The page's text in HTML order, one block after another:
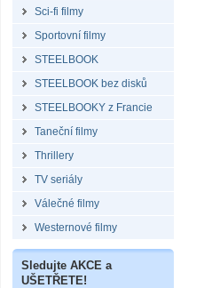
Sci-fi filmy
Sportovní filmy
STEELBOOK
STEELBOOK bez disků
STEELBOOKY z Francie
Taneční filmy
Thrillery
TV seriály
Válečné filmy
Westernové filmy
Sledujte AKCE a
UŠETŘETE!